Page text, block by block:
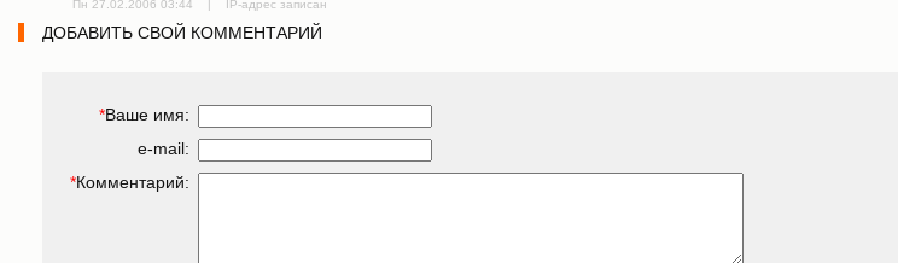
Пн 27.02.2006 03:44 | IP-адрес записан
ДОБАВИТЬ СВОЙ КОММЕНТАРИЙ
*Ваше имя:
e-mail:
*Комментарий: